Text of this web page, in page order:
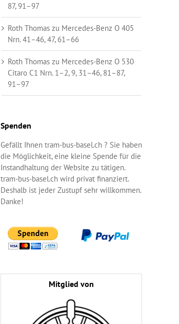
87, 91–97
Roth Thomas zu Mercedes-Benz O 405
Nrn. 41–46, 47, 61–66
Roth Thomas zu Mercedes-Benz O 530
Citaro C1 Nrn. 1–2, 9, 31–46, 81–87,
91–97
Spenden
Gefällt Ihnen tram-bus-basel.ch ? Sie haben
die Möglichkeit, eine kleine Spende für die
Instandhaltung der Website zu tätigen.
tram-bus-basel.ch wird privat finanziert.
Deshalb ist jeder Zustupf sehr willkommen.
Danke!
Mitglied von